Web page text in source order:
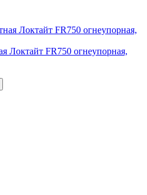
Локтайт FR750 огнеупорная,